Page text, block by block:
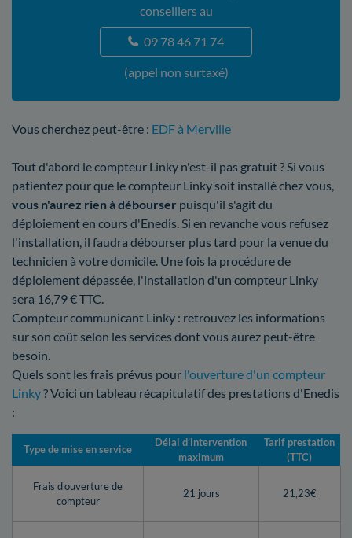
conseillers au
09 78 46 71 74
(appel non surtaxé)
Vous cherchez peut-être : EDF à Merville
Tout d'abord le compteur Linky n'est-il pas gratuit ? Si vous
patientez pour que le compteur Linky soit installé chez vous,
vous n'aurez rien à débourser puisqu'il s'agit du
déploiement en cours d'Enedis. Si en revanche vous refusez
l'installation, il faudra débourser plus tard pour la venue du
technicien à votre domicile. Une fois la procédure de
déploiement dépassée, l'installation d'un compteur Linky
sera 16,79 € TTC.
Compteur communicant Linky : retrouvez les informations
sur son coût selon les services dont vous aurez peut-être
besoin.
Quels sont les frais prévus pour l'ouverture d'un compteur
Linky? Voici un tableau récapitulatif des prestations d'Enedis
:
Type de mise en service
Délai d’intervention
maximum
Tarif prestation
(TTC)
Frais d'ouverture de
compteur
21 jours 21,23€